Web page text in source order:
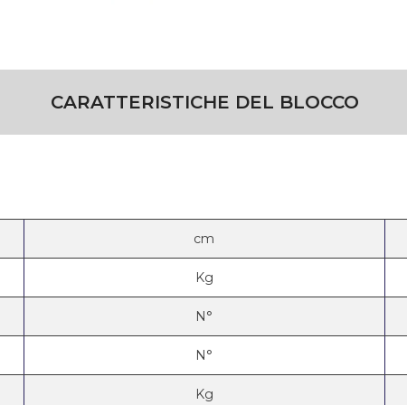
CARATTERISTICHE DEL BLOCCO
cm
Kg
N°
N°
Kg